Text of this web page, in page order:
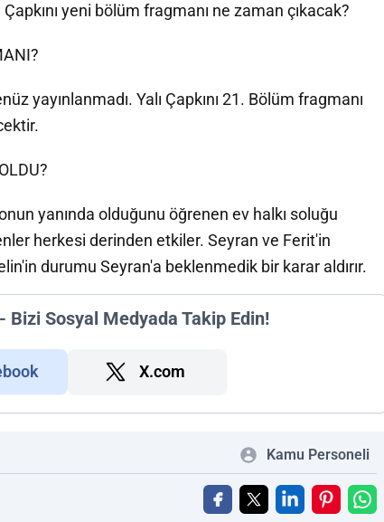
yeni bölüm fragmanı ne zaman çıkacak?
yayınlanmadı. Yalı Çapkını 21. Bölüm fragmanı
yanında olduğunu öğrenen ev halkı soluğu
herkesi derinden etkiler. Seyran ve Ferit'in
durumu Seyran'a beklenmedik bir karar aldırır.
Bizi Sosyal Medyada Takip Edin!
X.com
Kamu Personeli